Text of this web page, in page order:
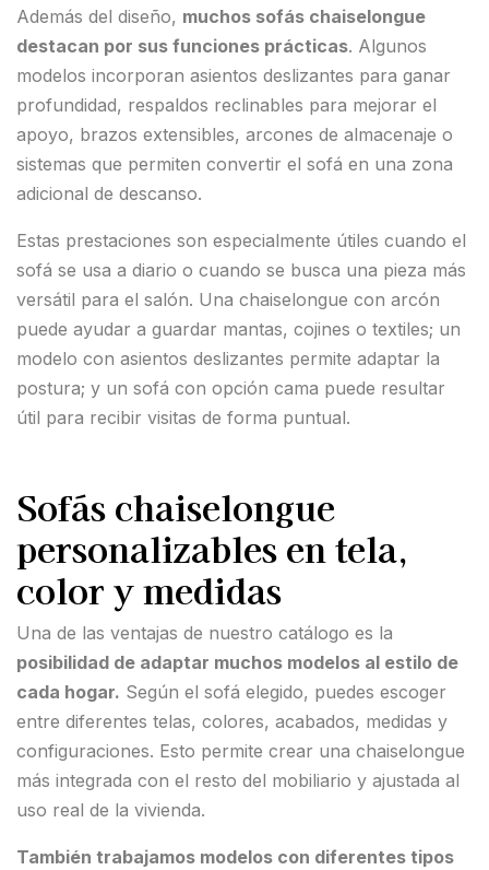
Además del diseño, muchos sofás chaiselongue
destacan por sus funciones prácticas. Algunos
modelos incorporan asientos deslizantes para ganar
profundidad, respaldos reclinables para mejorar el
apoyo, brazos extensibles, arcones de almacenaje o
sistemas que permiten convertir el sofá en una zona
adicional de descanso.
Estas prestaciones son especialmente útiles cuando el
sofá se usa a diario o cuando se busca una pieza más
versátil para el salón. Una chaiselongue con arcón
puede ayudar a guardar mantas, cojines o textiles; un
modelo con asientos deslizantes permite adaptar la
postura; y un sofá con opción cama puede resultar
útil para recibir visitas de forma puntual.
Sofás chaiselongue
personalizables en tela,
color y medidas
Una de las ventajas de nuestro catálogo es la
posibilidad de adaptar muchos modelos al estilo de
cada hogar. Según el sofá elegido, puedes escoger
entre diferentes telas, colores, acabados, medidas y
configuraciones. Esto permite crear una chaiselongue
más integrada con el resto del mobiliario y ajustada al
uso real de la vivienda.
También trabajamos modelos con diferentes tipos